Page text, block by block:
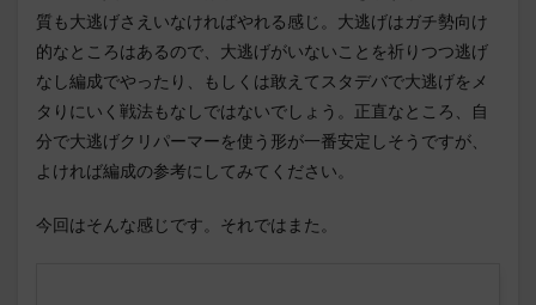
質も大逃げさえいなければやれる感じ。大逃げはガチ勢向け
的なところはあるので、大逃げがいないことを祈りつつ逃げ
なし編成でやったり、もしくは敢えてスタデバで大逃げをメ
タりにいく戦法もなしではないでしょう。正直なところ、自
分で大逃げクリパーマーを使う形が一番安定しそうですが、
よければ編成の参考にしてみてください。
今回はそんな感じです。それではまた。